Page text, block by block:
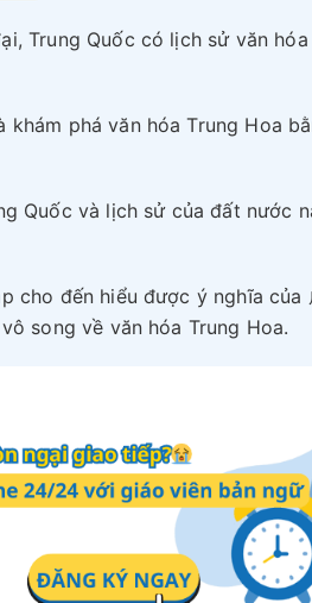
Trung Quốc có lịch sử văn
khám phá văn hóa Trung Hoa
Quốc và lịch sử của đất nước
cho đến hiểu được ý nghĩa của
song về văn hóa Trung Hoa.